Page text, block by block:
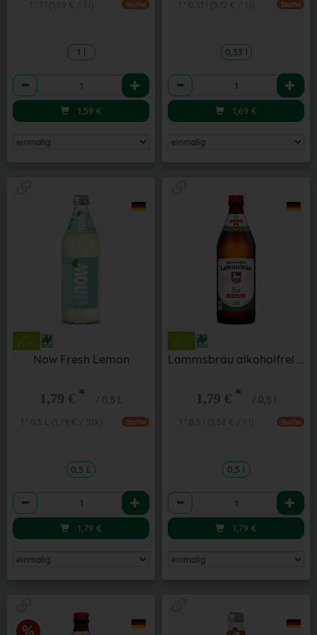
Staffel
1 l
Anzahl
1,59 €
Staffel
0,33 l
Anzahl
1,69 €
Now Fresh Lemon
1,79 € * / 0,5 L
Staffel
0,5 L
Anzahl
1,79 €
Lammsbräu alkoholfrei 0,5 l
1,79 € * / 0,5 l
Staffel
0,5 l
Anzahl
1,79 €